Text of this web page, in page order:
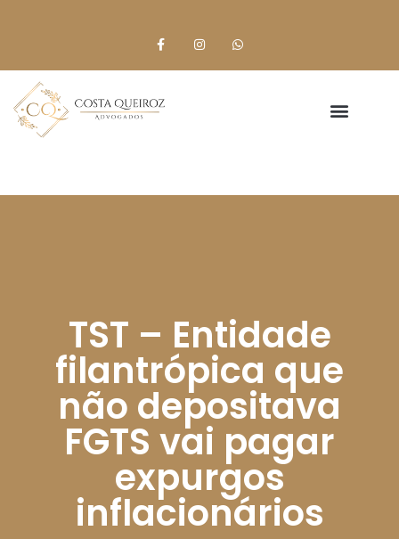
TST – Entidade
filantrópica que
não depositava
FGTS vai pagar
expurgos
inflacionários